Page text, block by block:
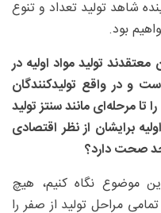
شاهد تولید تعداد و تنوع
بود.
تولید مواد اولیه در
و در واقع تولیدکنندگان
تا مرحله‌ای مانند سنتز تولید
برایشان از نظر اقتصادی
صحت دارد؟
موضوع نگاه کنیم، هیچ
مراحل تولید از صفر را